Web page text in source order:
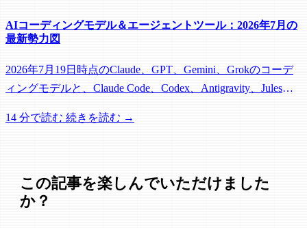
AIコーディングモデル＆エージェントツール：2026年7月の
最新勢力図
2026年7月19日時点のClaude、GPT、Gemini、Grokのコーデ
ィングモデルと、Claude Code、Codex、Antigravity、Jules、
14 分で読む 続きを読む →
この記事を楽しんでいただけました
か？